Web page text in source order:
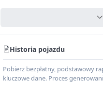
Rodzaj nadwozia
Klasa pojazdu
Historia pojazdu
Pobierz bezpłatny, podstawowy
kluczowe dane. Proces